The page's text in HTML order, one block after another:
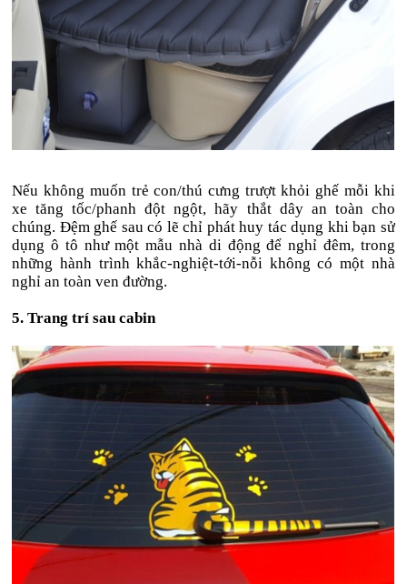
Nếu không muốn trẻ con/thú cưng trượt khỏi ghế mỗi khi
xe tăng tốc/phanh đột ngột, hãy thắt dây an toàn cho
chúng. Đệm ghế sau có lẽ chỉ phát huy tác dụng khi bạn sử
dụng ô tô như một mẫu nhà di động để nghỉ đêm, trong
những hành trình khắc-nghiệt-tới-nỗi không có một nhà
nghỉ an toàn ven đường.
5. Trang trí sau cabin